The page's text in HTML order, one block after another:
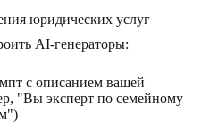
юридических услуг
AI-генераторы:
с описанием вашей
"Вы эксперт по семейному